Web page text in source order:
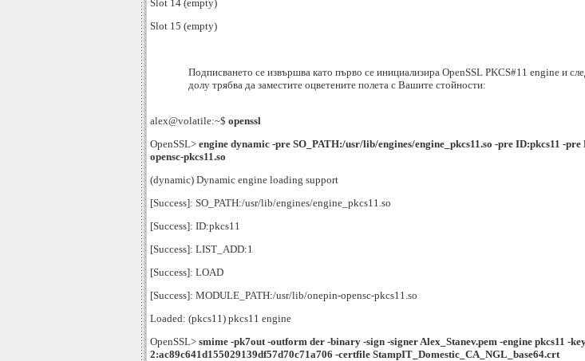
Slot 14 (empty)
Slot 15 (empty)
Подписването се извършва като първо се инициализира OpenSSL PKCS#11 engine и
долу трябва да заместите оцветените полета с Вашите стойности:
alex@volatile:~$ openssl
OpenSSL> engine dynamic -pre SO_PATH:/usr/lib/engines/engine_pkcs11.so -pre ID:pkcs11 -
opensc-pkcs11.so
(dynamic) Dynamic engine loading support
[Success]: SO_PATH:/usr/lib/engines/engine_pkcs11.so
[Success]: ID:pkcs11
[Success]: LIST_ADD:1
[Success]: LOAD
[Success]: MODULE_PATH:/usr/lib/onepin-opensc-pkcs11.so
Loaded: (pkcs11) pkcs11 engine
OpenSSL> smime -pk7out -outform der -binary -sign -signer Alex_Stanev.pem -engine pkcs11 -
2:ac89c641d155029139df57d70c71a706 -certfile StampIT_Domestic_CA_NGL_base64.crt